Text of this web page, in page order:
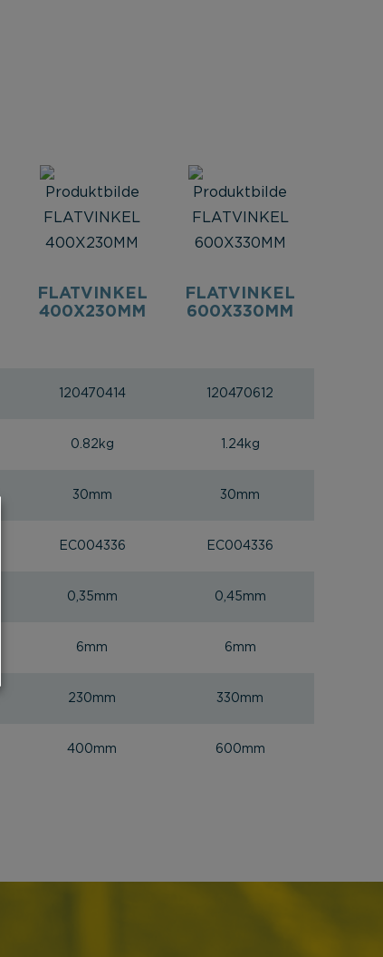
FLATVINKEL
400X230MM
120470414
0.82kg
30mm
EC004336
0,35mm
6mm
230mm
400mm
FLATVINKEL
600X330MM
120470612
1.24kg
30mm
EC004336
0,45mm
6mm
330mm
600mm